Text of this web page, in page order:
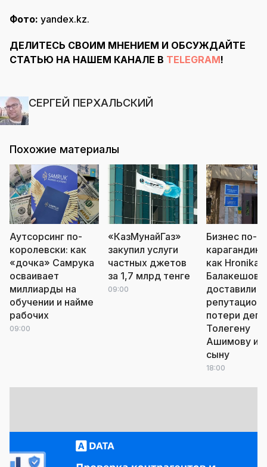
Фото: yandex.kz.
ДЕЛИТЕСЬ СВОИМ МНЕНИЕМ И ОБСУЖДАЙТЕ
СТАТЬЮ НА НАШЕМ КАНАЛЕ В TELEGRAM!
СЕРГЕЙ ПЕРХАЛЬСКИЙ
Похожие материалы
Аутсорсинг по-
королевски: как
«дочка» Самрука
осваивает
миллиарды на
обучении и найме
рабочих
09:00
«КазМунайГаз»
закупил услуги
частных джетов
за 1,7 млрд тенге
09:00
Бизнес по-
как
Балакешова
доставили
потери
Толегену
Ашимову и
сыну
18:00